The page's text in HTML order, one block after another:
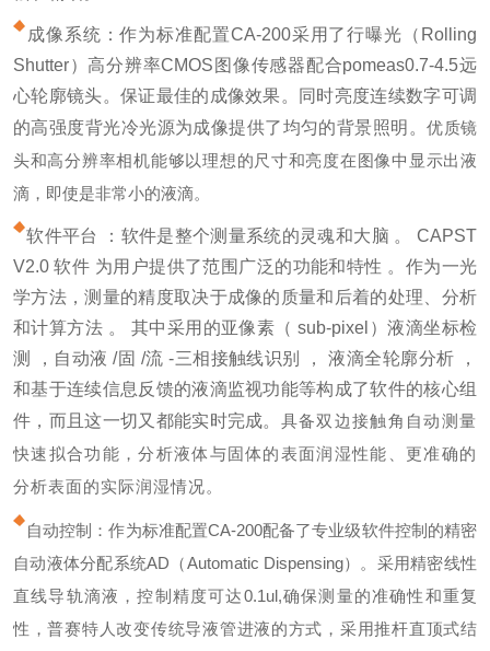
成像系统：作为标准配置CA-200采用了行曝光（Rolling
Shutter）高分辨率CMOS图像传感器配合pomeas0.7-4.5远
心轮廓镜头。保证最佳的成像效果。同时亮度连续数字可调
的高强度背光冷光源为成像提供了均匀的背景照明。优质镜
头和高分辨率相机能够以理想的尺寸和亮度在图像中显示出液
滴，即使是非常小的液滴。
软件平台 ：软件是整个测量系统的灵魂和大脑 。 CAPST
V2.0 软件 为用户提供了范围广泛的功能和特性 。作为一光
学方法，测量的精度取决于成像的质量和后着的处理、分析
和计算方法 。 其中采用的亚像素（ sub-pixel）液滴坐标检
测 ，自动液 /固 /流 -三相接触线识别 ， 液滴全轮廓分析 ，
和基于连续信息反馈的液滴监视功能等构成了软件的核心组
件，而且这一切又都能实时完成。 具备双边接触角自动测量
快速拟合功能，分析液体与固体的表面润湿性能、更准确的
分析表面的实际润湿情况。
自动控制：作为标准配置CA-200配备了专业级软件控制的精密
自动液体分配系统AD（Automatic Dispensing）。采用精密线性
直线导轨滴液，控制精度可达0.1ul,确保测量的准确性和重复
性，普赛特人改变传统导液管进液的方式，采用推杆直顶式结